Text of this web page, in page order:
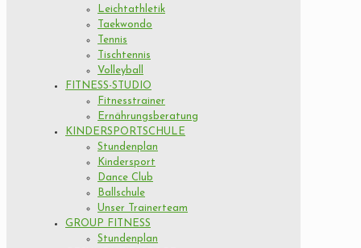
Leichtathletik
Taekwondo
Tennis
Tischtennis
Volleyball
FITNESS-STUDIO
Fitnesstrainer
Ernährungsberatung
KINDERSPORTSCHULE
Stundenplan
Kindersport
Dance Club
Ballschule
Unser Trainerteam
GROUP FITNESS
Stundenplan